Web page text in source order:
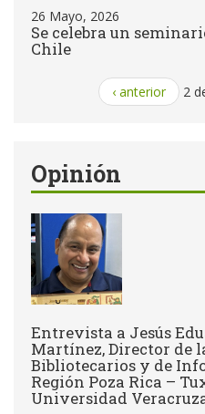
26 Mayo, 2026
Se celebra un
Chile
‹ anterior 2
Opinión
Entrevista a Jesús
Martínez, Director de
Bibliotecarios y de
Región Poza Rica –
Universidad